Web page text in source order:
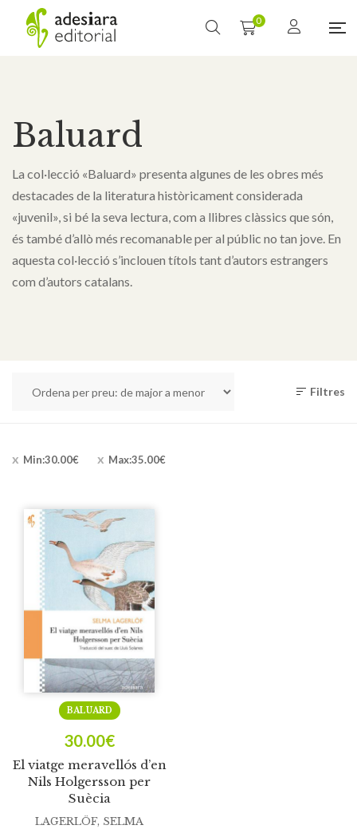
0
Baluard
La col·lecció «Baluard» presenta algunes de les obres més
destacades de la literatura històricament considerada
«juvenil», si bé la seva lectura, com a llibres clàssics que són,
és també d’allò més recomanable per al públic no tan jove. En
aquesta col·lecció s’inclouen títols tant d’autors estrangers
com d’autors catalans.
Filtres
Min:30.00€ Max:35.00€
El viatge meravellós d’en
Nils Holgersson per
Suècia
BALUARD
30.00€
LAGERLÖF, SELMA